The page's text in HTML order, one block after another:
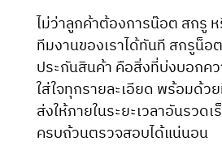
ไม่ว่าลูกค้าต้องการน๊อต สกรู
ทีมงานของเราได้ทันที สกรูน็
ประกันสินค้า คือสิ่งที่บ่งบอกค
ใส่ใจทุกรายละเอียด พร้อมด้
ส่งให้ภายในระยะเวลาอันรว
ครบถ้วนตรวจสอบได้แน่นอน